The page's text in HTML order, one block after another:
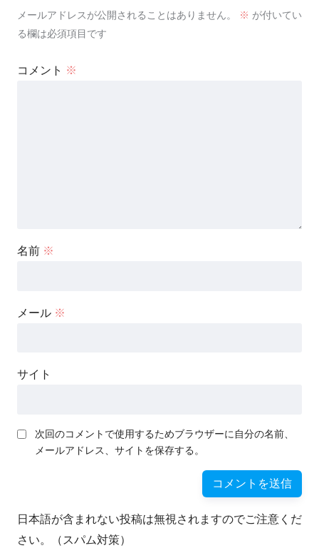
メールアドレスが公開されることはありません。 ※ が付いてい
る欄は必須項目です
コメント ※
名前 ※
メール ※
サイト
次回のコメントで使用するためブラウザーに自分の名前、
メールアドレス、サイトを保存する。
日本語が含まれない投稿は無視されますのでご注意くだ
さい。（スパム対策）